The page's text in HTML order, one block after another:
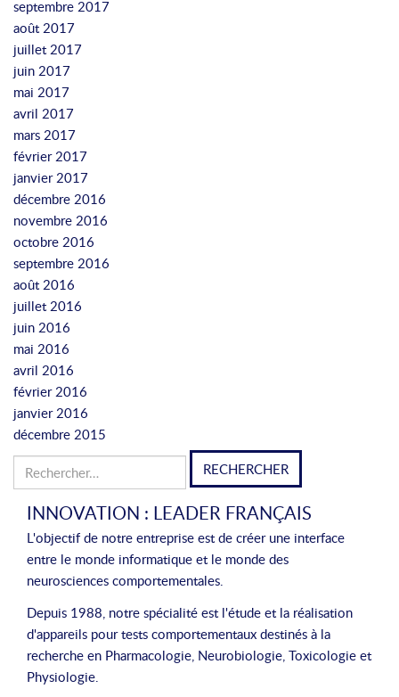
septembre 2017
août 2017
juillet 2017
juin 2017
mai 2017
avril 2017
mars 2017
février 2017
janvier 2017
décembre 2016
novembre 2016
octobre 2016
septembre 2016
août 2016
juillet 2016
juin 2016
mai 2016
avril 2016
février 2016
janvier 2016
décembre 2015
Rechercher :
INNOVATION : LEADER FRANÇAIS
L'objectif de notre entreprise est de créer une interface
entre le monde informatique et le monde des
neurosciences comportementales.
Depuis 1988, notre spécialité est l'étude et la réalisation
d'appareils pour tests comportementaux destinés à la
recherche en Pharmacologie, Neurobiologie, Toxicologie et
Physiologie.